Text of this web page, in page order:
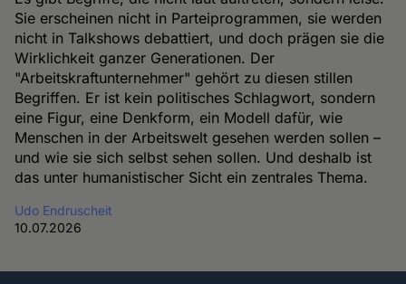
Sie erscheinen nicht in Parteiprogrammen, sie werden
nicht in Talkshows debattiert, und doch prägen sie die
Wirklichkeit ganzer Generationen. Der
"Arbeitskraftunternehmer" gehört zu diesen stillen
Begriffen. Er ist kein politisches Schlagwort, sondern
eine Figur, eine Denkform, ein Modell dafür, wie
Menschen in der Arbeitswelt gesehen werden sollen –
und wie sie sich selbst sehen sollen. Und deshalb ist
das unter humanistischer Sicht ein zentrales Thema.
Udo Endruscheit
10.07.2026